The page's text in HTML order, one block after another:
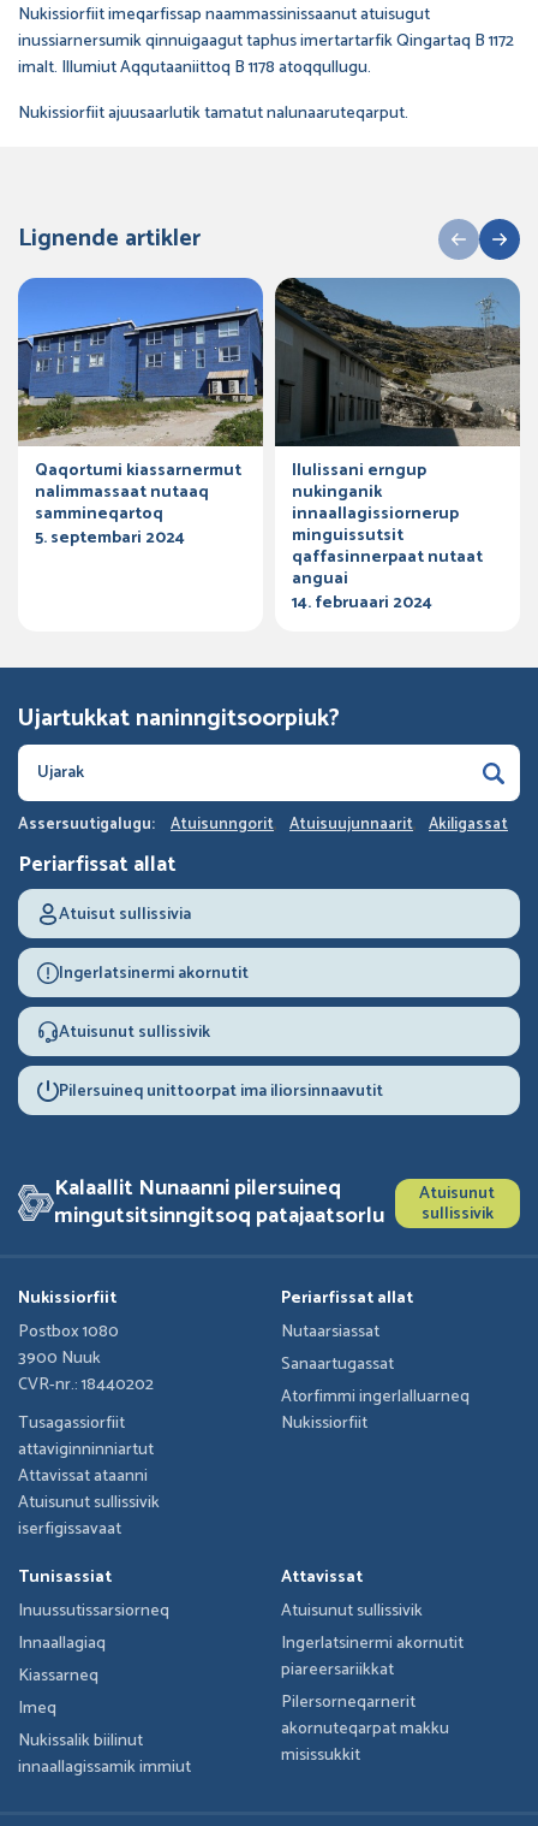
Nukissiorfiit imeqarfissap naammassinissaanut atuisugut
inussiarnersumik qinnuigaagut taphus imertartarfik Qingartaq B 1172
imalt. Illumiut Aqqutaaniittoq B 1178 atoqqullugu.
Nukissiorfiit ajuusaarlutik tamatut nalunaaruteqarput.
Lignende artikler
Qaqortumi kiassarnermut
nalimmassaat nutaaq
sammineqartoq
5. septembari 2024
Ilulissani erngup
nukinganik
innaallagissiornerup
minguissutsit
qaffasinnerpaat nutaat
anguai
14. februaari 2024
Ujartukkat naninngitsoorpiuk?
Assersuutigalugu: Atuisunngorit Atuisuujunnaarit Akiligassat
Periarfissat allat
Atuisut sullissivia
Ingerlatsinermi akornutit
Atuisunut sullissivik
Pilersuineq unittoorpat ima iliorsinnaavutit
Kalaallit Nunaanni pilersuineq
mingutsitsinngitsoq patajaatsorlu
Atuisunut
sullissivik
Nukissiorfiit
Postbox 1080
3900 Nuuk
CVR-nr.: 18440202
Tusagassiorfiit
attaviginninniartut
Attavissat ataanni
Atuisunut sullissivik
iserfigissavaat
Periarfissat allat
Nutaarsiassat
Sanaartugassat
Atorfimmi ingerlalluarneq
Nukissiorfiit
Tunisassiat
Inuussutissarsiorneq
Innaallagiaq
Kiassarneq
Imeq
Nukissalik biilinut
innaallagissamik immiut
Attavissat
Atuisunut sullissivik
Ingerlatsinermi akornutit
piareersariikkat
Pilersorneqarnerit
akornuteqarpat makku
misissukkit